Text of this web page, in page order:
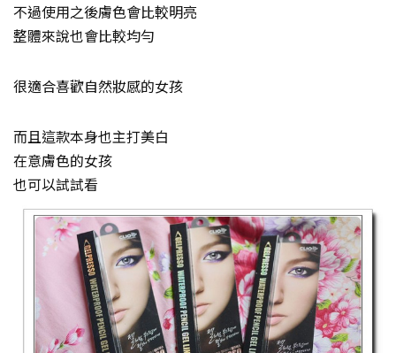
不過使用之後膚色會比較明亮
整體來說也會比較均勻
很適合喜歡自然妝感的女孩
而且這款本身也主打美白
在意膚色的女孩
也可以試試看